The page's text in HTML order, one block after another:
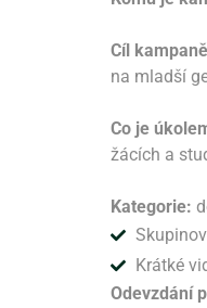
Cíl
na mladší
Co je
žácích a
Kategorie:
Krátké
Odevzdání